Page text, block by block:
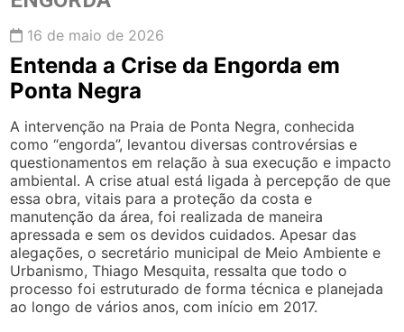
16 de maio de 2026
Entenda a Crise da Engorda em
Ponta Negra
A intervenção na Praia de Ponta Negra, conhecida
como “engorda”, levantou diversas controvérsias e
questionamentos em relação à sua execução e impacto
ambiental. A crise atual está ligada à percepção de que
essa obra, vitais para a proteção da costa e
manutenção da área, foi realizada de maneira
apressada e sem os devidos cuidados. Apesar das
alegações, o secretário municipal de Meio Ambiente e
Urbanismo, Thiago Mesquita, ressalta que todo o
processo foi estruturado de forma técnica e planejada
ao longo de vários anos, com início em 2017.